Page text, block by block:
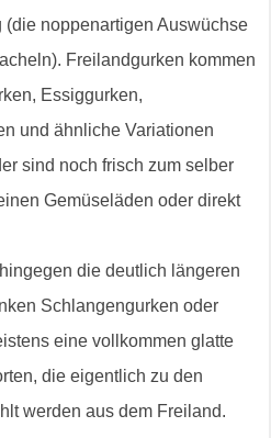
noppenartigen Auswüchse
Freilandgurken kommen
Essiggurken,
und ähnliche Variationen
sind noch frisch zum selber
Gemüseläden oder direkt
die deutlich längeren
Schlangengurken oder
eine vollkommen glatte
die eigentlich zu den
werden aus dem Freiland.